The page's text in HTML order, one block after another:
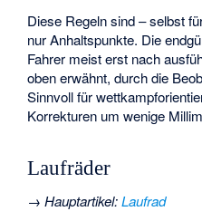
Diese Regeln sind – selbst
nur Anhaltspunkte. Die
Fahrer meist erst nach
oben erwähnt, durch die
Sinnvoll für
Korrekturen um wenige
Laufräder
→Hauptartikel:Laufrad